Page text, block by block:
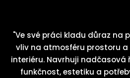
"Ve své práci kladu důraz na
vliv na atmosféru prostoru
interiéru. Navrhuji nadčasová
funkčnost, estetiku a